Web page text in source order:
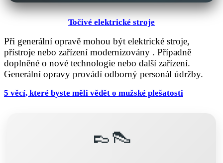
Točivé elektrické stroje
Při generální opravě mohou být elektrické stroje,
přístroje nebo zařízení modernizovány . Případně
doplněné o nové technologie nebo další zařízení.
Generální opravy provádí odborný personál údržby.
5 věcí, které byste měli vědět o mužské plešatosti
👞👠